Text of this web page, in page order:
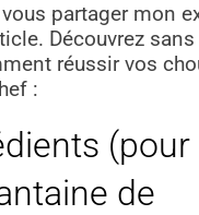
partager mon
Découvrez
réussir vos
:
(pour
de